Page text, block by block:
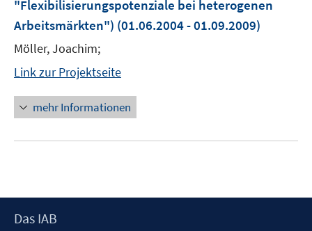
"Flexibilisierungspotenziale bei heterogenen
Arbeitsmärkten") (01.06.2004 - 01.09.2009)
Möller, Joachim;
Link zur Projektseite
mehr Informationen
Footer
Das IAB